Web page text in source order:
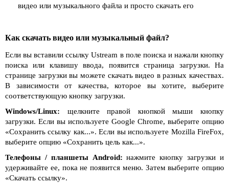
видео или музыкального файла и просто скачать его
Как скачать видео или музыкальный файл?
Если вы вставили ссылку Ustream в поле поиска и нажали кнопку
поиска или клавишу ввода, появится страница загрузки. На
странице загрузки вы можете скачать видео в разных качествах.
В зависимости от качества, которое вы хотите, выберите
соответствующую кнопку загрузки.
Windows/Linux: щелкните правой кнопкой мыши кнопку
загрузки. Если вы используете Google Chrome, выберите опцию
«Сохранить ссылку как...». Если вы используете Mozilla FireFox,
выберите опцию «Сохранить цель как...».
Телефоны / планшеты Android: нажмите кнопку загрузки и
удерживайте ее, пока не появится меню. Затем выберите опцию
«Скачать ссылку».